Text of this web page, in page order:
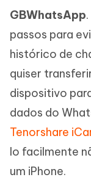
GBWhatsApp
passos para
histórico de
quiser
dispositivo
dados do
Tenorshare
lo facilmente
um iPhone.